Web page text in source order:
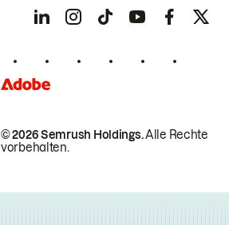
© 2026 Semrush Holdings.Alle Rechte
vorbehalten.